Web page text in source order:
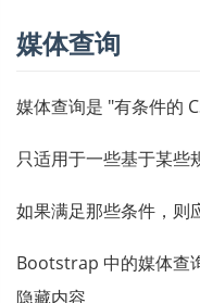
媒体查询
媒体查询是 "有条件的
只适用于一些基于某些
如果满足那些条件，则
Bootstrap 中的媒体查
隐藏内容